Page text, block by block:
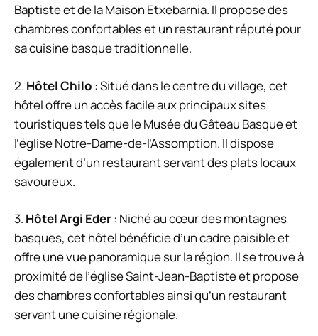
Baptiste et de la Maison Etxebarnia. Il propose des
chambres confortables et un restaurant réputé pour
sa cuisine basque traditionnelle.
2. Hôtel Chilo : Situé dans le centre du village, cet
hôtel offre un accès facile aux principaux sites
touristiques tels que le Musée du Gâteau Basque et
l’église Notre-Dame-de-l’Assomption. Il dispose
également d’un restaurant servant des plats locaux
savoureux.
3. Hôtel Argi Eder: Niché au cœur des montagnes
basques, cet hôtel bénéficie d’un cadre paisible et
offre une vue panoramique sur la région. Il se trouve à
proximité de l’église Saint-Jean-Baptiste et propose
des chambres confortables ainsi qu’un restaurant
servant une cuisine régionale.